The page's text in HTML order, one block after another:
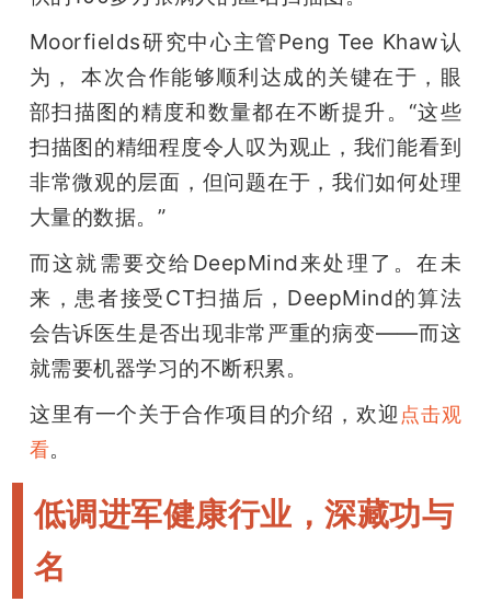
Moorfields研究中心主管Peng Tee Khaw认
为， 本次合作能够顺利达成的关键在于，眼
部扫描图的精度和数量都在不断提升。“这些
扫描图的精细程度令人叹为观止，我们能看到
非常微观的层面，但问题在于，我们如何处理
大量的数据。”
而这就需要交给DeepMind来处理了。在未
来，患者接受CT扫描后，DeepMind的算法
会告诉医生是否出现非常严重的病变——而这
就需要机器学习的不断积累。
这里有一个关于合作项目的介绍，欢迎 点击观
看。
低调进军健康行业，深藏功与
名